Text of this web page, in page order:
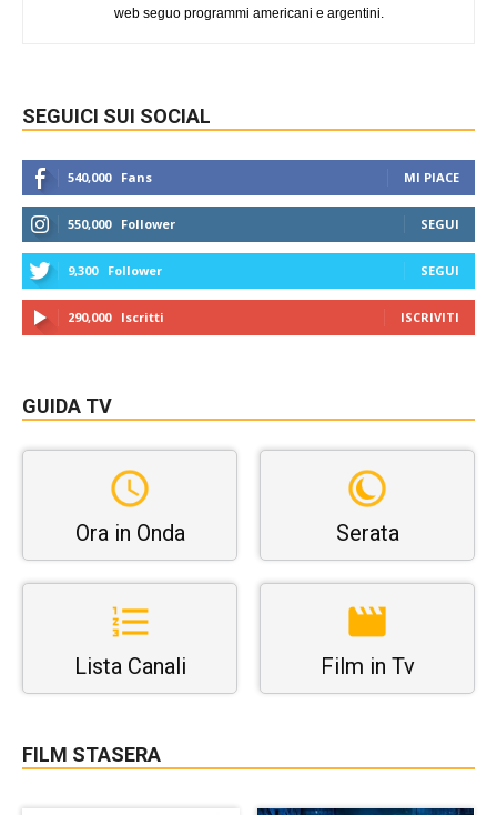
web seguo programmi americani e argentini.
SEGUICI SUI SOCIAL
540,000 Fans MI PIACE
550,000 Follower SEGUI
9,300 Follower SEGUI
290,000 Iscritti ISCRIVITI
GUIDA TV
Ora in Onda Serata
Lista Canali Film in Tv
FILM STASERA